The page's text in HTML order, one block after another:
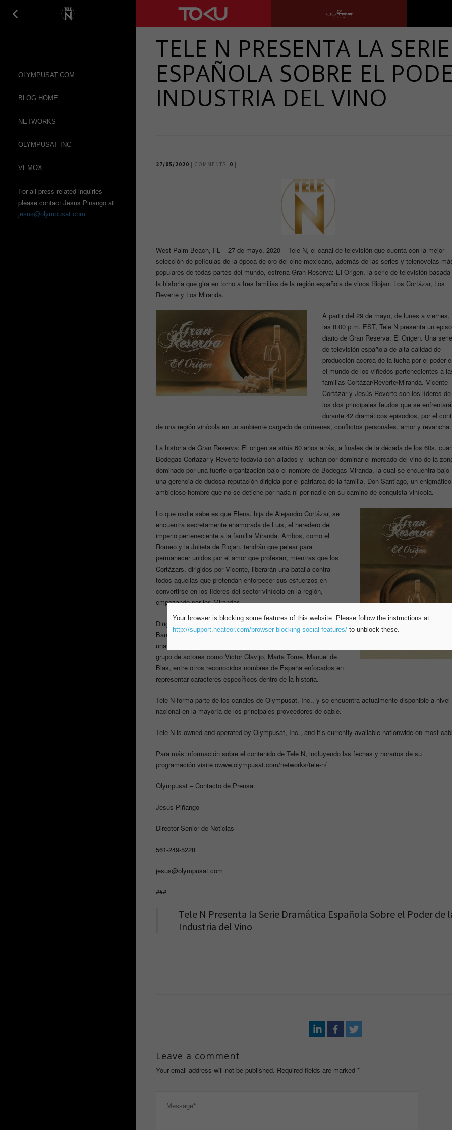
Tele N TOKU Ultra Cine
OLYMPUSAT.COM
BLOG HOME
NETWORKS
OLYMPUSAT INC
VEMOX
For all press-related inquiries
please contact Jesus Pinango at
jesus@olympusat.com
TELE N PRESENTA LA
ESPAÑOLA SOBRE EL
INDUSTRIA DEL VINO
27/05/2020 | COMMENTS: 0
West Palm Beach, FL – 27 de mayo, 2020 – Tele N, el canal de televisión que cuenta con la mejor
selección de películas de la época de oro del cine mexicano, además de las series y telenovelas
populares de todas partes del mundo, estrena Gran Reserva: El Origen, la serie de televisión basada
la historia que gira en torno a tres familias de la región española de vinos Riojan: Los Cortázar, Los
Reverte y Los Miranda.
A partir del 29 de mayo, de lunes a viernes,
las 8:00 p.m. EST, Tele N presenta un
diario de Gran Reserva: El Origen. Una serie
de televisión española de alta calidad de
producción acerca de la lucha por el poder
el mundo de los viñedos pertenecientes a
familias Cortázar/Reverte/Miranda. Vicente
Cortázar y Jesús Reverte son los líderes de
los dos principales feudos que se
durante 42 dramáticos episodios, por el
de una región vinícola en un ambiente cargado de crímenes, conflictos personales, amor y revancha.
La historia de Gran Reserva: El origen se sitúa 60 años atrás, a finales de la década de los 60s,
Bodegas Cortazar y Reverte todavía son aliados y luchan por dominar el mercado del vino de la
dominado por una fuerte organización bajo el nombre de Bodegas Miranda, la cual se encuentra bajo
una gerencia de dudosa reputación dirigida por el patriarca de la familia, Don Santiago, un
ambicioso hombre que no se detiene por nada ni por nadie en su camino de conquista vinícola.
Lo que nadie sabe es que Elena, hija de Alejandro Cortázar, se
encuentra secretamente enamorada de Luis, el heredero del
imperio perteneciente a la familia Miranda. Ambos, como el
Romeo y la Julieta de Riojan, tendrán que pelear para
permanecer unidos por el amor que profesan, mientras que los
Cortázars, dirigidos por Vicente, liberarán una batalla contra
todos aquellas que pretendan entorpecer sus esfuerzos en
convertirse en los líderes del sector vinícola en la región,
empezando por los Mirandas.
Dirigida por Antonio Hernandez y producida por
Bambú Producciones y RTVE, cada uno de los 82 episodios de
una hora de duración cuenta con la participación de un talentoso
grupo de actores como Victor Clavijo, Marta Torne, Manuel de
Blas, entre otros reconocidos nombres de España enfocados en
representar caracteres específicos dentro de la historia.
Tele N forma parte de los canales de Olympusat, Inc., y se encuentra actualmente disponible a nivel
nacional en la mayoría de los principales proveedores de cable.
Tele N is owned and operated by Olympusat, Inc., and it’s currently available nationwide on most
Para más información sobre el contenido de Tele N, incluyendo las fechas y horarios de su
programación visite owww.olympusat.com/networks/tele-n/
Olympusat – Contacto de Prensa:
Jesus Piñango
Director Senior de Noticias
561-249-5228
jesus@olympusat.com
###
Tele N Presenta la Serie Dramática Española Sobre el Poder de
Industria del Vino
Leave a comment
Your email address will not be published. Required fields are marked *
Your browser is blocking some features of this website. Please follow the instructions at
http://support.heateor.com/browser-blocking-social-features/to unblock these.